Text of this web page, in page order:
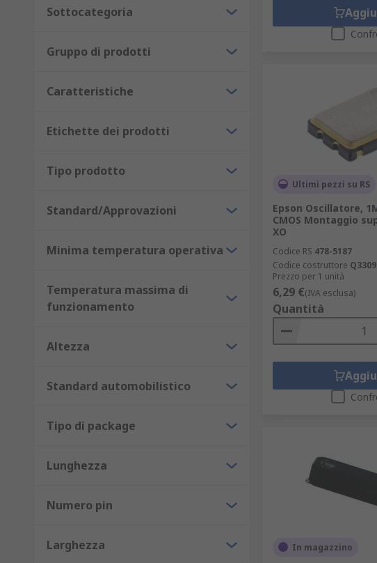
Sottocategoria
Gruppo di prodotti
Caratteristiche
Etichette dei prodotti
Tipo prodotto
Standard/Approvazioni
Minima temperatura operativa
Temperatura massima di
funzionamento
Altezza
Standard automobilistico
Tipo di package
Lunghezza
Numero pin
Larghezza
Ultimi pezzi su RS
Epson Oscillatore,
CMOS Montaggio
XO
Codice RS 478-5187
Codice costruttore
Prezzo per 1 unità
6,29 €(IVA esclusa)
Quantità
In magazzino